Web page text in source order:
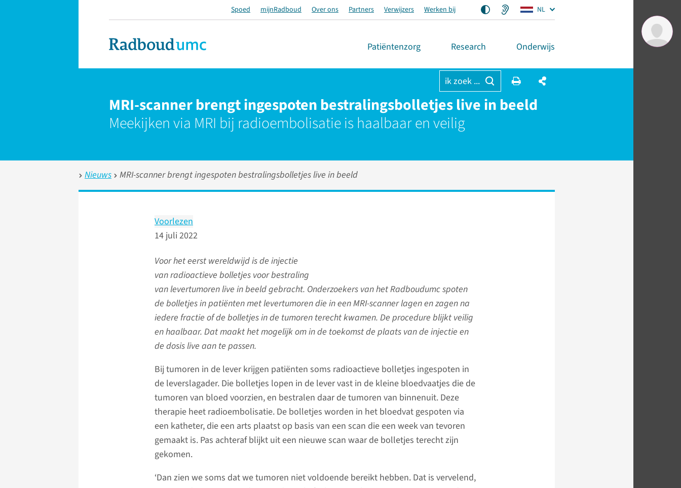
Spoed mijnRadboud Over ons Partners Verwijzers Werken bij NL
Patiëntenzorg Research Onderwijs
ik zoek ...
MRI-scanner brengt ingespoten bestralingsbolletjes live in beeld
Meekijken via MRI bij radioembolisatie is haalbaar en veilig
Nieuws MRI-scanner brengt ingespoten bestralingsbolletjes live in beeld
Voorlezen
14 juli 2022
Voor het eerst wereldwijd is de injectie
van radioactieve bolletjes voor bestraling
van levertumoren live in beeld gebracht. Onderzoekers van het Radboudumc spoten
de bolletjes in patiënten met levertumoren die in een MRI-scanner lagen en zagen na
iedere fractie of de bolletjes in de tumoren terecht kwamen. De procedure blijkt veilig
en haalbaar. Dat maakt het mogelijk om in de toekomst de plaats van de injectie en
de dosis live aan te passen.
Bij tumoren in de lever krijgen patiënten soms radioactieve bolletjes ingespoten in
de leverslagader. Die bolletjes lopen in de lever vast in de kleine bloedvaatjes die de
tumoren van bloed voorzien, en bestralen daar de tumoren van binnenuit. Deze
therapie heet radioembolisatie. De bolletjes worden in het bloedvat gespoten via
een katheter, die een arts plaatst op basis van een scan die een week van tevoren
gemaakt is. Pas achteraf blijkt uit een nieuwe scan waar de bolletjes terecht zijn
gekomen.
‘Dan zien we soms dat we tumoren niet voldoende bereikt hebben. Dat is vervelend,